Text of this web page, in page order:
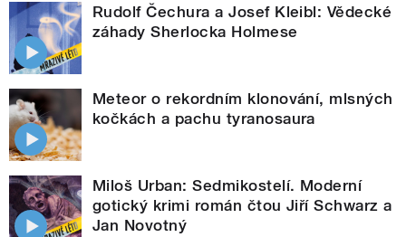
Rudolf Čechura a Josef Kleibl: Vědecké
záhady Sherlocka Holmese
Meteor o rekordním klonování, mlsných
kočkách a pachu tyranosaura
Miloš Urban: Sedmikostelí. Moderní
gotický krimi román čtou Jiří Schwarz a
Jan Novotný